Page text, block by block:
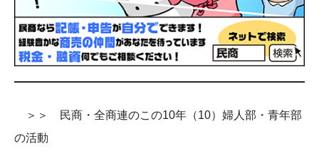
＞＞ 民商・全商連のこの10年（10）婦人部・青年部
の活動